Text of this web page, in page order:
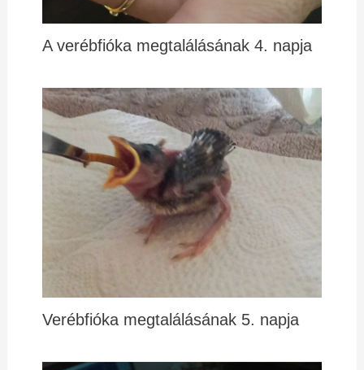
A verébfióka megtalálásának 4. napja
Verébfióka megtalálásának 5. napja